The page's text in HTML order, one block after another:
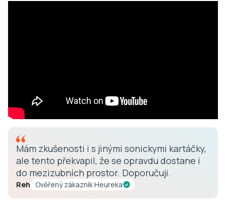
Mám zkušenosti i s jinými sonickymi kartáčky,
ale tento překvapil, že se opravdu dostane i
do mezizubních prostor. Doporučuji.
Reh Ověřený zákazník Heureka